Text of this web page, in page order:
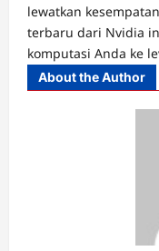
lewatkan
terbaru dari Nvidia
komputasi Anda ke
About the Author